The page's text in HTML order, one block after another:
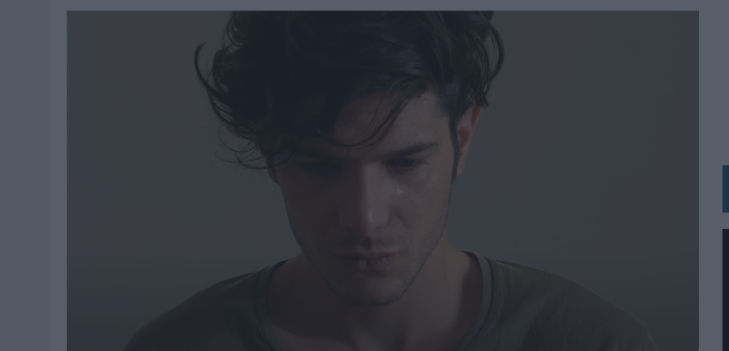
SIETE DE CADA DIEZ EMPRESAS ESPAÑOLAS NO INTEGRAN LA INFANCIA EN SU ESTRATEGIA
LA TELEVISIÓN SIGUE LIDERANDO EL CONSUMO DE MEDIOS EN VERANO Y SUPERA AL MÓVIL COMO DISPOSITIVO MÁS UTILIZADO
EL USO DE LA IA GENERATIVA ALCANZA YA AL 62% DE LOS ESPAÑOLES
SYSTEM1 NOMBRA A KIMBERLY BASTONI COMO NUEVA DIRECTORA COMERCIAL GLOBAL
FRIGO Y UNIQLO LANZAN UNA COLECCIÓN PERSONALIZABLE INSPIRADA EN CORNETTO, CALIPPO Y SOLERO
LA IA ESTÁ SUBIENDO EL LISTÓN DE LA CREATIVIDAD
LOPESAN HOTELS & RESORTS ACERCA EL PARAÍSO CANARIO EN SU ÚLTIMA CAMPAÑA INTERNACIONAL